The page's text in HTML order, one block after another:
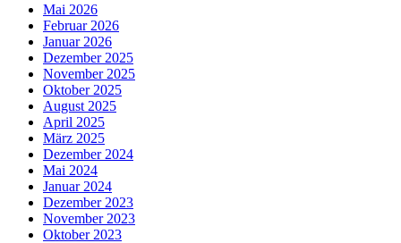
Mai 2026
Februar 2026
Januar 2026
Dezember 2025
November 2025
Oktober 2025
August 2025
April 2025
März 2025
Dezember 2024
Mai 2024
Januar 2024
Dezember 2023
November 2023
Oktober 2023